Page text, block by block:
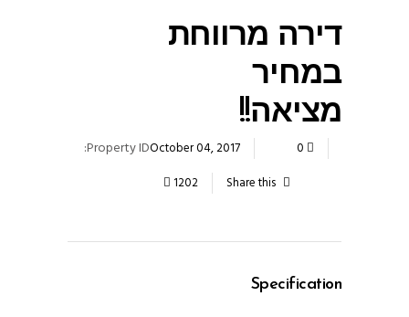
דירה מרווחת
במחיר
מציאה!!
October 04, 2017
0
1202
Share this
Property ID:
Specification